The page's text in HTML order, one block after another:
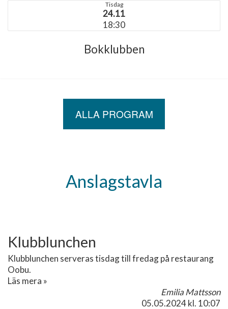
Tisdag
24.11
18:30
Bokklubben
ALLA PROGRAM
Anslagstavla
Klubblunchen
Klubblunchen serveras tisdag till fredag på restaurang
Oobu.
Läs mera »
Emilia Mattsson
05.05.2024kl. 10:07